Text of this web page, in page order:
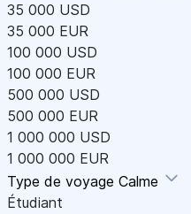
35 000 USD
35 000 EUR
100 000 USD
100 000 EUR
500 000 USD
500 000 EUR
1 000 000 USD
1 000 000 EUR
Type de voyage Calme
Étudiant